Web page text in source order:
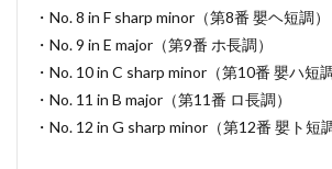
・No. 8 in F sharp minor（第8番 嬰ヘ短調）
・No. 9 in E major（第9番 ホ長調）
・No. 10 in C sharp minor（第10番 嬰ハ短調
・No. 11 in B major（第11番 ロ長調）
・No. 12 in G sharp minor（第12番 嬰ト短調